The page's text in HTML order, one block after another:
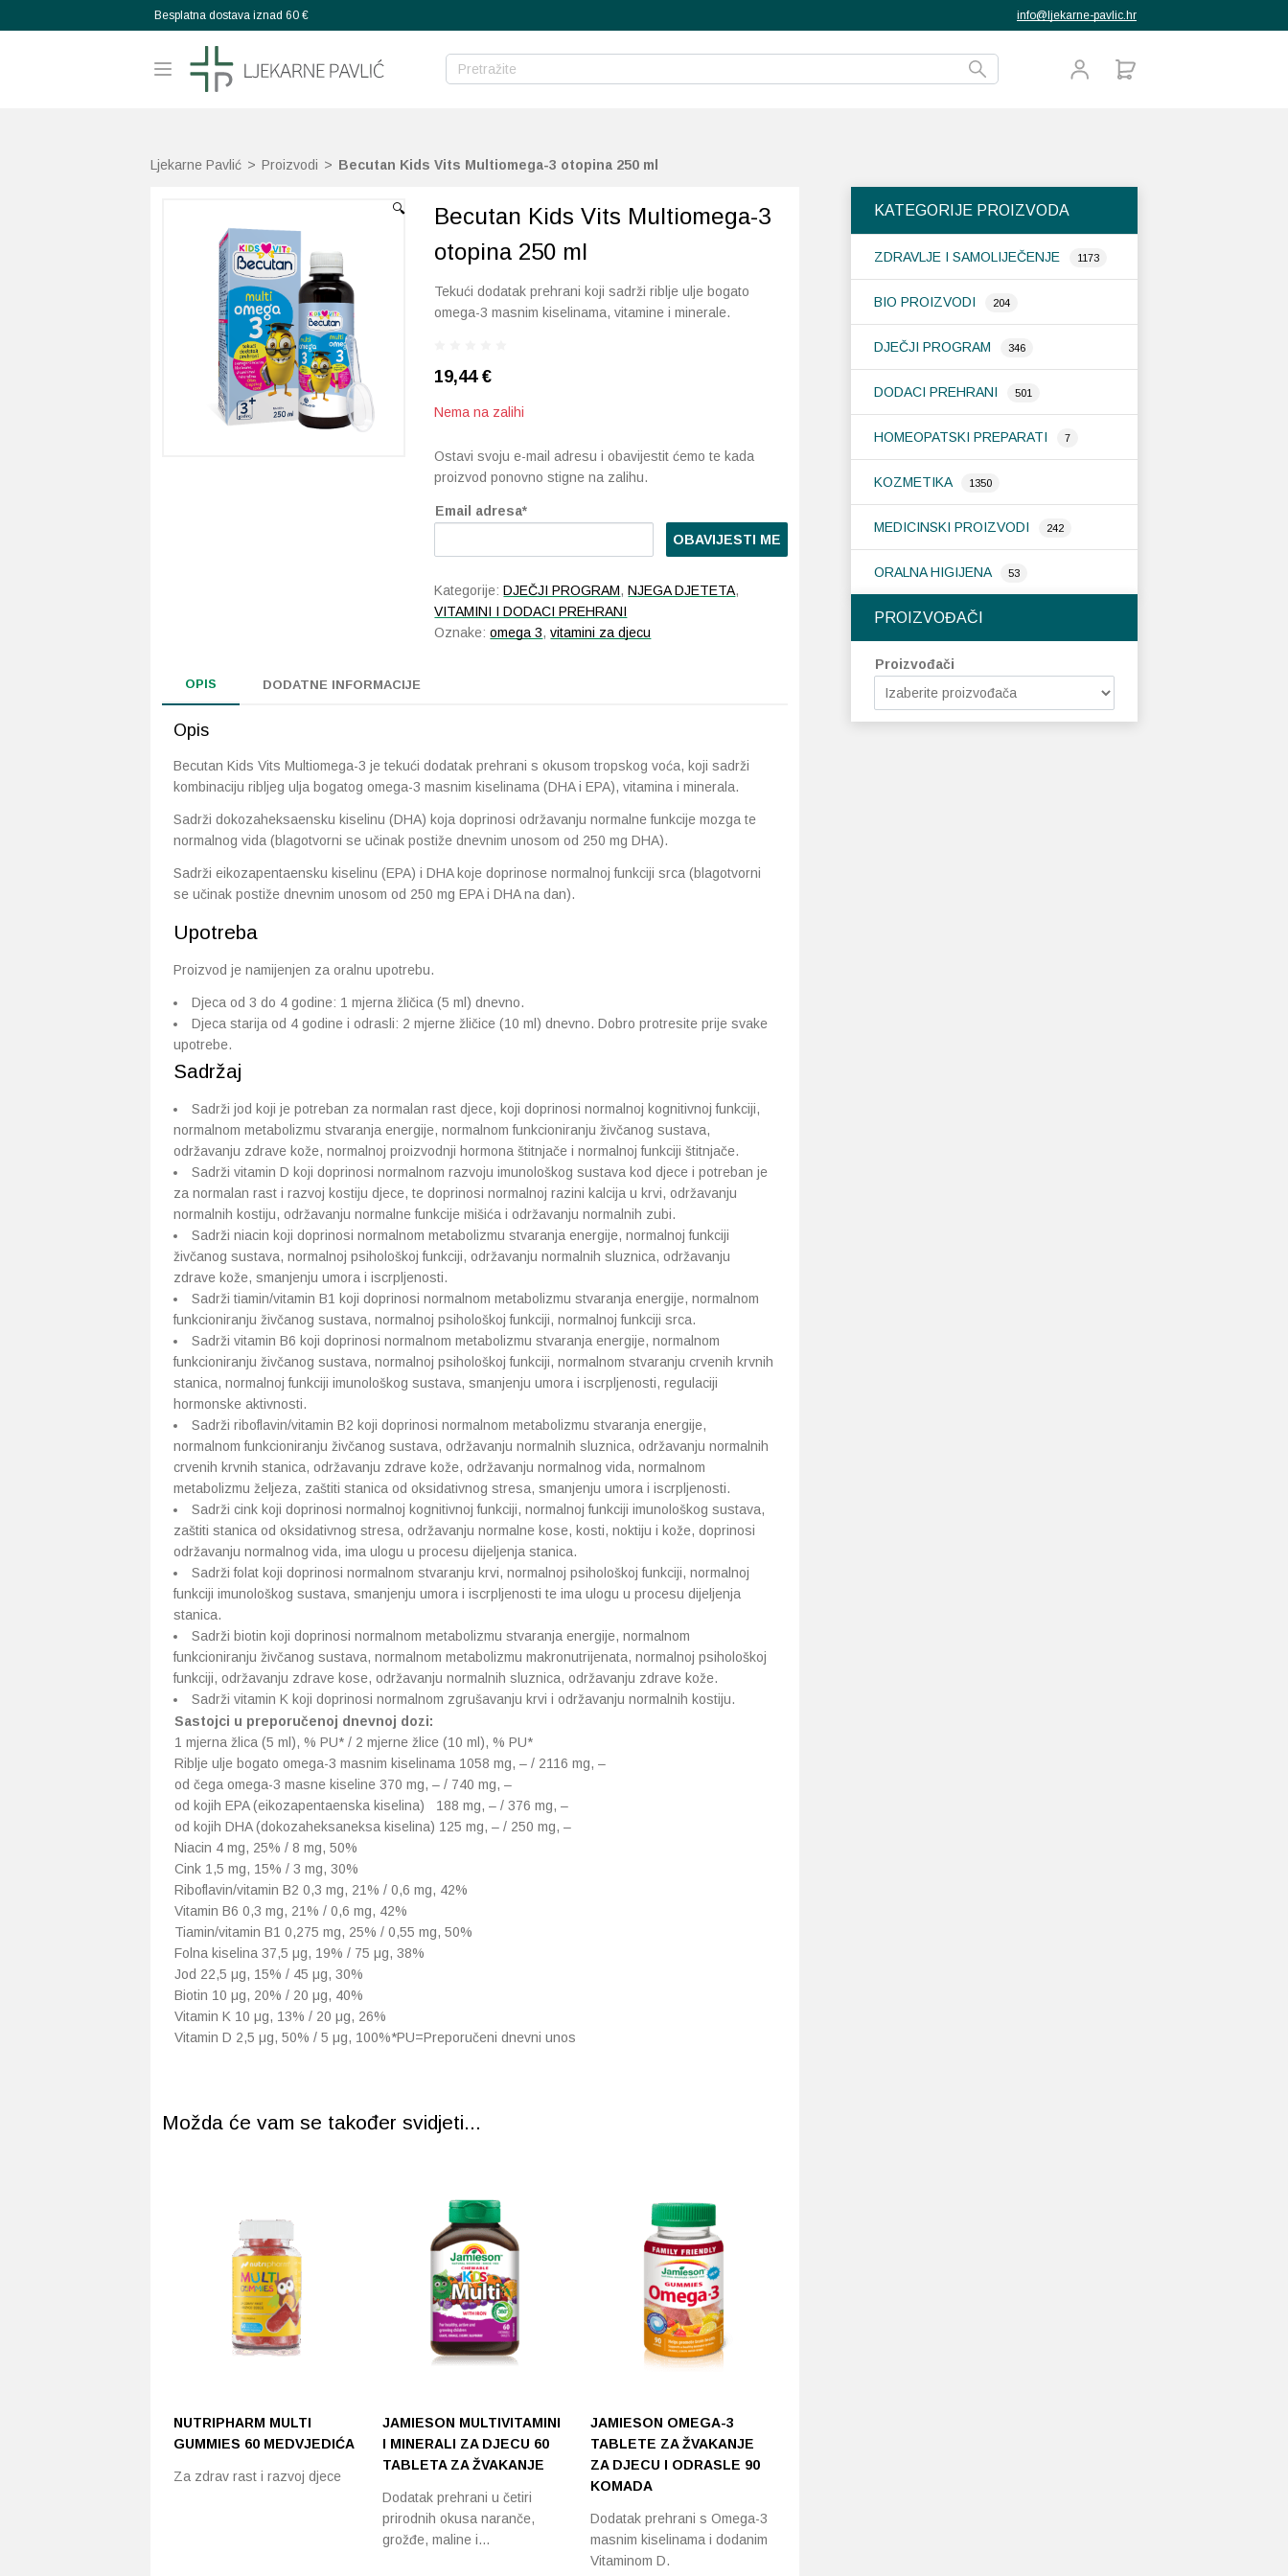
Besplatna dostava iznad 60 € info@ljekarne-pavlic.hr
Ljekarne Pavlić > Proizvodi > Becutan Kids Vits Multiomega-3 otopina 250 ml
KATEGORIJE PROIZVODA
ZDRAVLJE I SAMOLIJEČENJE 1173
BIO PROIZVODI 204
DJEČJI PROGRAM 346
DODACI PREHRANI 501
HOMEOPATSKI PREPARATI 7
KOZMETIKA 1350
MEDICINSKI PROIZVODI 242
ORALNA HIGIJENA 53
PROIZVOĐAČI
Proizvođači
🔍
Becutan Kids Vits Multiomega-3
otopina 250 ml
Tekući dodatak prehrani koji sadrži riblje ulje bogato
omega-3 masnim kiselinama, vitamine i minerale.
19,44€
Nema na zalihi
Ostavi svoju e-mail adresu i obavijestit ćemo te kada
proizvod ponovno stigne na zalihu.
Email adresa*
OBAVIJESTI ME
Kategorije:DJEČJI PROGRAM,NJEGA DJETETA,
VITAMINI I DODACI PREHRANI
Oznake:omega 3,vitamini za djecu
OPIS DODATNE INFORMACIJE
Opis
Becutan Kids Vits Multiomega-3 je tekući dodatak prehrani s okusom tropskog voća, koji sadrži
kombinaciju ribljeg ulja bogatog omega-3 masnim kiselinama (DHA i EPA), vitamina i minerala.
Sadrži dokozaheksaensku kiselinu (DHA) koja doprinosi održavanju normalne funkcije mozga te
normalnog vida (blagotvorni se učinak postiže dnevnim unosom od 250 mg DHA).
Sadrži eikozapentaensku kiselinu (EPA) i DHA koje doprinose normalnoj funkciji srca (blagotvorni
se učinak postiže dnevnim unosom od 250 mg EPA i DHA na dan).
Upotreba
Proizvod je namijenjen za oralnu upotrebu.
Djeca od 3 do 4 godine: 1 mjerna žličica (5 ml) dnevno.
Djeca starija od 4 godine i odrasli: 2 mjerne žličice (10 ml) dnevno. Dobro protresite prije svake
upotrebe.
Sadržaj
Sadrži jod koji je potreban za normalan rast djece, koji doprinosi normalnoj kognitivnoj funkciji,
normalnom metabolizmu stvaranja energije, normalnom funkcioniranju živčanog sustava,
održavanju zdrave kože, normalnoj proizvodnji hormona štitnjače i normalnoj funkciji štitnjače.
Sadrži vitamin D koji doprinosi normalnom razvoju imunološkog sustava kod djece i potreban je
za normalan rast i razvoj kostiju djece, te doprinosi normalnoj razini kalcija u krvi, održavanju
normalnih kostiju, održavanju normalne funkcije mišića i održavanju normalnih zubi.
Sadrži niacin koji doprinosi normalnom metabolizmu stvaranja energije, normalnoj funkciji
živčanog sustava, normalnoj psihološkoj funkciji, održavanju normalnih sluznica, održavanju
zdrave kože, smanjenju umora i iscrpljenosti.
Sadrži tiamin/vitamin B1 koji doprinosi normalnom metabolizmu stvaranja energije, normalnom
funkcioniranju živčanog sustava, normalnoj psihološkoj funkciji, normalnoj funkciji srca.
Sadrži vitamin B6 koji doprinosi normalnom metabolizmu stvaranja energije, normalnom
funkcioniranju živčanog sustava, normalnoj psihološkoj funkciji, normalnom stvaranju crvenih krvnih
stanica, normalnoj funkciji imunološkog sustava, smanjenju umora i iscrpljenosti, regulaciji
hormonske aktivnosti.
Sadrži riboflavin/vitamin B2 koji doprinosi normalnom metabolizmu stvaranja energije,
normalnom funkcioniranju živčanog sustava, održavanju normalnih sluznica, održavanju normalnih
crvenih krvnih stanica, održavanju zdrave kože, održavanju normalnog vida, normalnom
metabolizmu željeza, zaštiti stanica od oksidativnog stresa, smanjenju umora i iscrpljenosti.
Sadrži cink koji doprinosi normalnoj kognitivnoj funkciji, normalnoj funkciji imunološkog sustava,
zaštiti stanica od oksidativnog stresa, održavanju normalne kose, kosti, noktiju i kože, doprinosi
održavanju normalnog vida, ima ulogu u procesu dijeljenja stanica.
Sadrži folat koji doprinosi normalnom stvaranju krvi, normalnoj psihološkoj funkciji, normalnoj
funkciji imunološkog sustava, smanjenju umora i iscrpljenosti te ima ulogu u procesu dijeljenja
stanica.
Sadrži biotin koji doprinosi normalnom metabolizmu stvaranja energije, normalnom
funkcioniranju živčanog sustava, normalnom metabolizmu makronutrijenata, normalnoj psihološkoj
funkciji, održavanju zdrave kose, održavanju normalnih sluznica, održavanju zdrave kože.
Sadrži vitamin K koji doprinosi normalnom zgrušavanju krvi i održavanju normalnih kostiju.
Sastojci u preporučenoj dnevnoj dozi:
1 mjerna žlica (5 ml), % PU* / 2 mjerne žlice (10 ml), % PU*
Riblje ulje bogato omega-3 masnim kiselinama 1058 mg, – / 2116 mg, –
od čega omega-3 masne kiseline 370 mg, – / 740 mg, –
od kojih EPA (eikozapentaenska kiselina) 188 mg, – / 376 mg, –
od kojih DHA (dokozaheksaneksa kiselina) 125 mg, – / 250 mg, –
Niacin 4 mg, 25% / 8 mg, 50%
Cink 1,5 mg, 15% / 3 mg, 30%
Riboflavin/vitamin B2 0,3 mg, 21% / 0,6 mg, 42%
Vitamin B6 0,3 mg, 21% / 0,6 mg, 42%
Tiamin/vitamin B1 0,275 mg, 25% / 0,55 mg, 50%
Folna kiselina 37,5 μg, 19% / 75 μg, 38%
Jod 22,5 μg, 15% / 45 μg, 30%
Biotin 10 μg, 20% / 20 μg, 40%
Vitamin K 10 μg, 13% / 20 μg, 26%
Vitamin D 2,5 μg, 50% / 5 μg, 100%*PU=Preporučeni dnevni unos
Možda će vam se također svidjeti...
NUTRIPHARM MULTI
GUMMIES 60 MEDVJEDIĆA
Za zdrav rast i razvoj djece
JAMIESON MULTIVITAMINI
I MINERALI ZA DJECU 60
TABLETA ZA ŽVAKANJE
Dodatak prehrani u četiri
prirodnih okusa naranče,
grožđe, maline i…
JAMIESON OMEGA-3
TABLETE ZA ŽVAKANJE
ZA DJECU I ODRASLE 90
KOMADA
Dodatak prehrani s Omega-3
masnim kiselinama i dodanim
Vitaminom D.